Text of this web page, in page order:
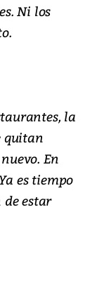
Ni los
la
quitan
En
es tiempo
de estar